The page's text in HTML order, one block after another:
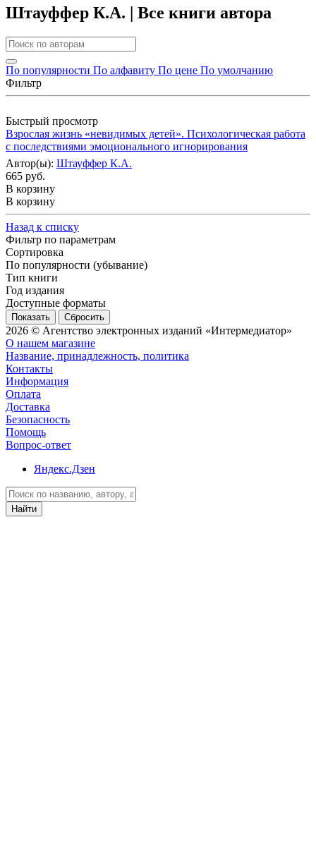
Штауффер К.А. | Все книги автора
По популярности По алфавиту По цене По умолчанию
Фильтр
Быстрый просмотр
Взрослая жизнь «невидимых детей». Психологическая работа
с последствиями эмоционального игнорирования
Автор(ы): Штауффер К.А.
665 руб.
В корзину
В корзину
Назад к списку
Фильтр по параметрам
Сортировка
По популярности (убывание)
Тип книги
Год издания
Доступные форматы
Сбросить
2026 © Агентство электронных изданий «Интермедиатор»
О нашем магазине
Название, принадлежность, политика
Контакты
Информация
Оплата
Доставка
Безопасность
Помощь
Вопрос-ответ
Яндекс.Дзен
Найти